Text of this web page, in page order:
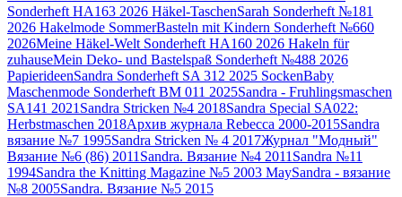
Sonderheft HA163 2026 Häkel-TaschenSarah Sonderheft №181
2026 Hakelmode SommerBasteln mit Kindern Sonderheft №660
2026Meine Häkel-Welt Sonderheft HA160 2026 Hakeln für
zuhauseMein Deko- und Bastelspaß Sonderheft №488 2026
PapierideenSandra Sonderheft SA 312 2025 SockenBaby
Maschenmode Sonderheft BM 011 2025Sandra - Fruhlingsmaschen
SA141 2021 Sandra Stricken №4 2018Sandra Special SA022:
Herbstmaschen 2018Архив журнала Rebecca 2000-2015Sandra
вязание №7 1995Sandra Stricken № 4 2017Журнал "Модный"
Вязание №6 (86) 2011 Sandra. Вязание №4 2011 Sandra №11
1994Sandra the Knitting Magazine №5 2003 MaySandra - вязание
№8 2005Sandra. Вязание №5 2015